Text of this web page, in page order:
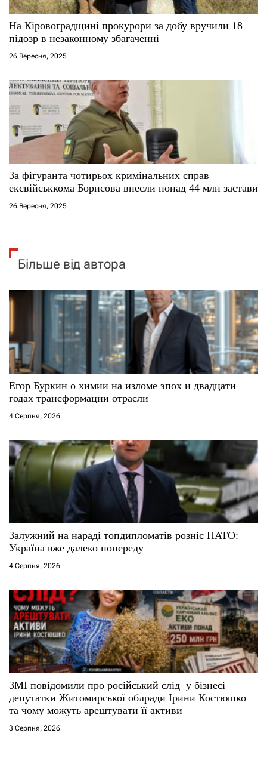
На Кіровоградщині прокурори за добу вручили 18
підозр в незаконному збагаченні
26 Вересня, 2025
За фігуранта чотирьох кримінальних справ
ексвійськкома Борисова внесли понад 44 млн застави
26 Вересня, 2025
Більше від автора
Егор Буркин о химии на изломе эпох и двадцати
годах трансформации отрасли
4 Серпня, 2026
Залужний на нараді топдипломатів розніс НАТО:
Україна вже далеко попереду
4 Серпня, 2026
ЗМІ повідомили про російський слід у бізнесі
депутатки Житомирської облради Ірини Костюшко
та чому можуть арештувати її активи
3 Серпня, 2026